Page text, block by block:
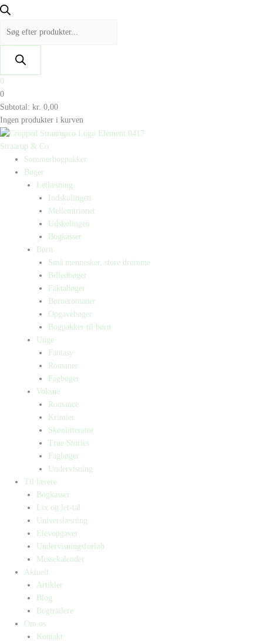
0
0
Subtotal: kr. 0,00
Ingen produkter i kurven
Straarup & Co
Sommerbogpakker
Bøger
Letlæsning
Indskolingen
Mellemtrinnet
Udskolingen
Bogkasser
Børn
Små mennesker, store drømme
Billedbøger
Faktabøger
Børneromaner
Opgavebøger
Bogpakker til børn
Unge
Fantasy
Romaner
Fagbøger
Voksne
Romance
Krimier
Skønlitteratur
True Stories
Fagbøger
Undervisning
Til lærere
Bogkasser
Lix og let-tal
Universlæsning
Elevopgaver
Undervisningsforløb
Messekalender
Aktuelt
Artikler
Blog
Bogtrailere
Om os
Kontakt